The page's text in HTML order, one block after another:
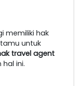
memiliki hak
untuk
travel agent
hal ini.